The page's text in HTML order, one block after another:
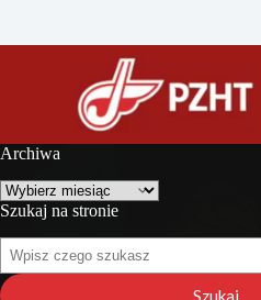
Archiwa
Archiwa
Szukaj na stronie
Szukaj
na
stronie
Szukaj